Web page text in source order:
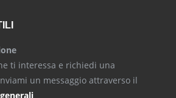
ti interessa e richiedi una
un messaggio attraverso il